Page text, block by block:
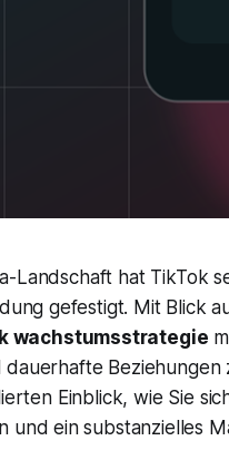
Landschaft hat TikTok
gefestigt. Mit Blick
wachstumsstrategie
Beziehungen
Einblick, wie Sie
und ein substanzielles